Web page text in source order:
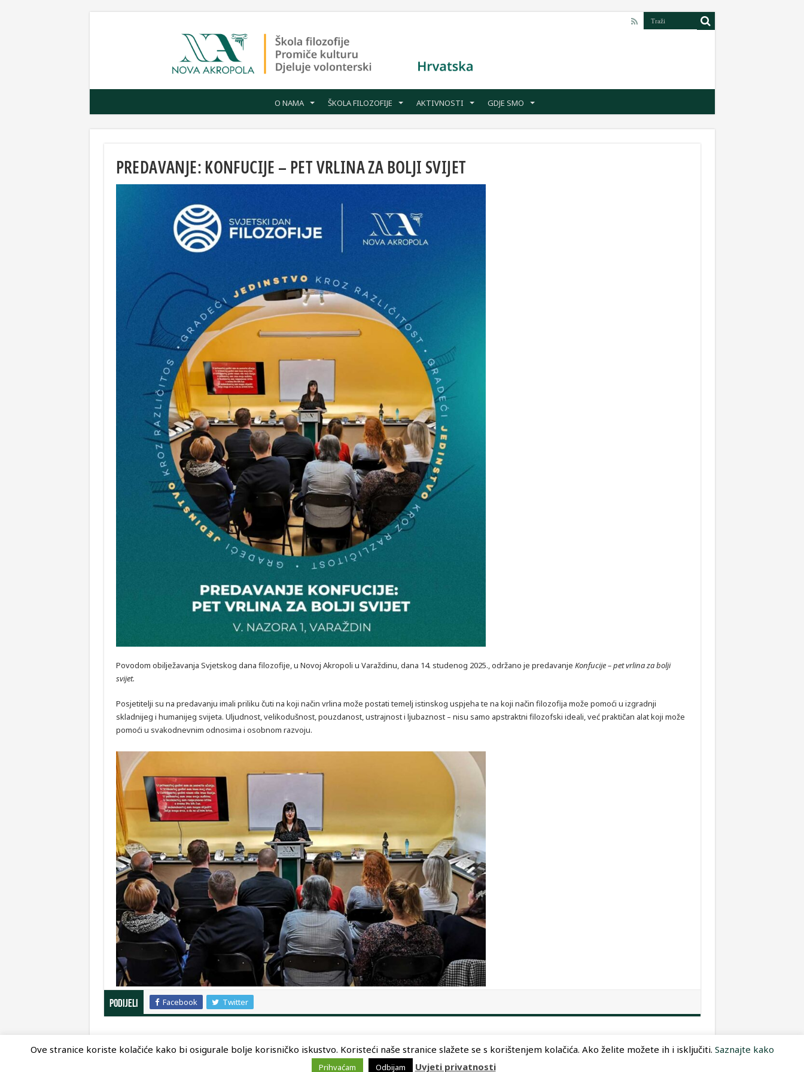
O NAMA ŠKOLA FILOZOFIJE AKTIVNOSTI GDJE SMO
PREDAVANJE: KONFUCIJE – PET VRLINA ZA BOLJI SVIJET
Povodom obilježavanja Svjetskog dana filozofije, u Novoj Akropoli u Varaždinu, dana 14. studenog 2025., održano je predavanje Konfucije – pet vrlina za bolji
svijet.
Posjetitelji su na predavanju imali priliku čuti na koji način vrlina može postati temelj istinskog uspjeha te na koji način filozofija može pomoći u izgradnji
skladnijeg i humanijeg svijeta. Uljudnost, velikodušnost, pouzdanost, ustrajnost i ljubaznost – nisu samo apstraktni filozofski ideali, već praktičan alat koji može
pomoći u svakodnevnim odnosima i osobnom razvoju.
Podijeli Facebook Twitter
Ove stranice koriste kolačiće kako bi osigurale bolje korisničko iskustvo. Koristeći naše stranice slažete se s korištenjem kolačića. Ako želite možete ih i isključiti. Saznajte kako
Prihvaćam Odbijam Uvjeti privatnosti